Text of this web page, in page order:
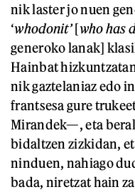
nik laster jo nuen
‘whodonit’[who has
generoko lanak]
Hainbat
nik gaztelaniaz edo
frantsesa gure
Mirandek—, eta
bidaltzen zizkidan,
ninduen, nahiago
bada, niretzat hain